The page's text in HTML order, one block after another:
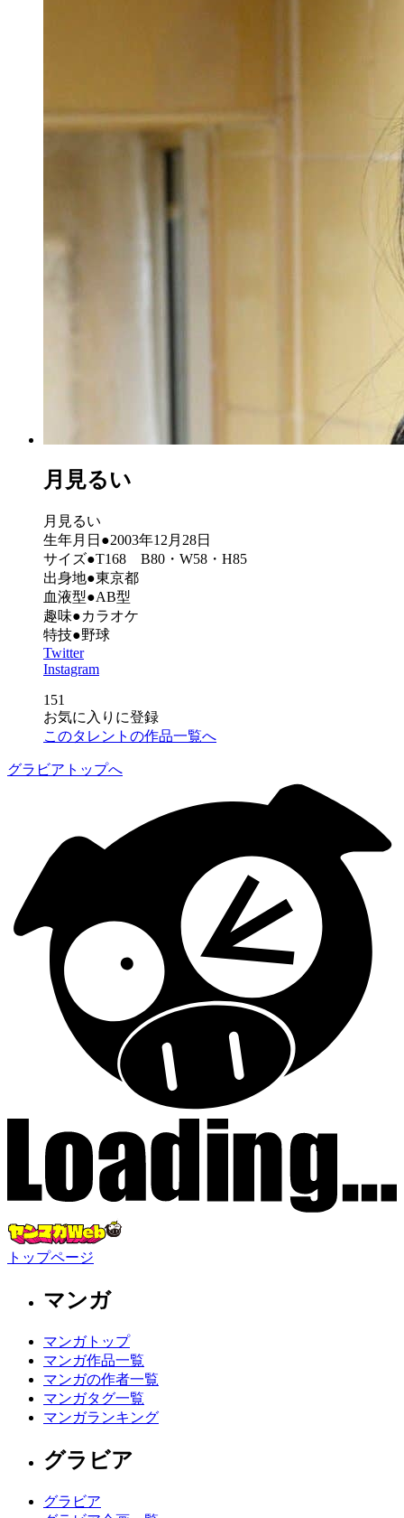
月見るい
月見るい
生年月日●2003年12月28日
サイズ●T168 B80・W58・H85
出身地●東京都
血液型●AB型
趣味●カラオケ
特技●野球
Twitter
Instagram
151
お気に入りに登録
このタレントの作品一覧へ
グラビアトップへ
トップページ
マンガ
マンガトップ
マンガ作品一覧
マンガの作者一覧
マンガタグ一覧
マンガランキング
グラビア
グラビア